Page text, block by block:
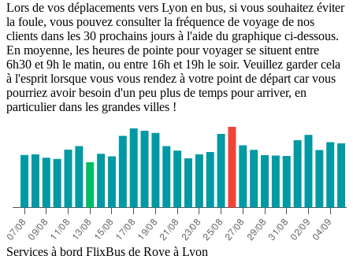
Lors de vos déplacements vers Lyon en bus, si vous souhaitez éviter
la foule, vous pouvez consulter la fréquence de voyage de nos
clients dans les 30 prochains jours à l'aide du graphique ci-dessous.
En moyenne, les heures de pointe pour voyager se situent entre
6h30 et 9h le matin, ou entre 16h et 19h le soir. Veuillez garder cela
à l'esprit lorsque vous vous rendez à votre point de départ car vous
pourriez avoir besoin d'un peu plus de temps pour arriver, en
particulier dans les grandes villes !
Services à bord FlixBus de Roye à Lyon